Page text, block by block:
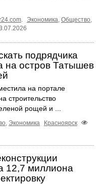
Экономика Общество
подрядчика
на остров Татышев
на портале
строительство
рощей и ...
, Экономика
Красноярск
12,7 миллиона